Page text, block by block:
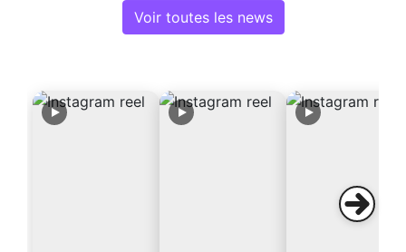
Voir toutes les news